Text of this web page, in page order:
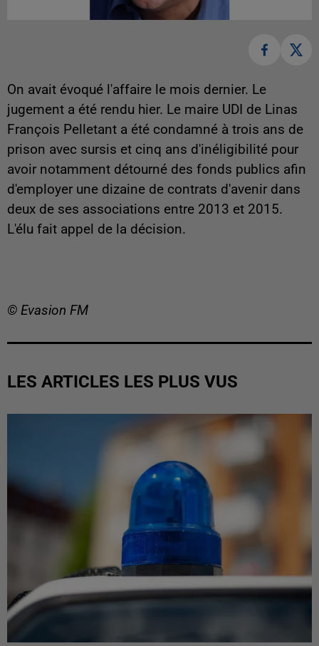
On avait évoqué l'affaire le mois dernier. Le
jugement a été rendu hier. Le maire UDI de Linas
François Pelletant a été condamné à trois ans de
prison avec sursis et cinq ans d'inéligibilité pour
avoir notamment détourné des fonds publics afin
d'employer une dizaine de contrats d'avenir dans
deux de ses associations entre 2013 et 2015.
L'élu fait appel de la décision.
© Evasion FM
LES ARTICLES LES PLUS VUS